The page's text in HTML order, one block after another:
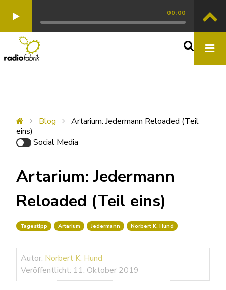
00:00
Blog
Artarium: Jedermann Reloaded (Teil
eins)
Social Media
Artarium: Jedermann
Reloaded (Teil eins)
Tagestipp Artarium Jedermann Norbert K. Hund
Autor: Norbert K. Hund
Veröffentlicht: 11. Oktober 2019